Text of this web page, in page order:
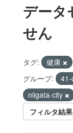
データ
せん
タグ: 健康
グループ:
niigata-city
フィルタ結果